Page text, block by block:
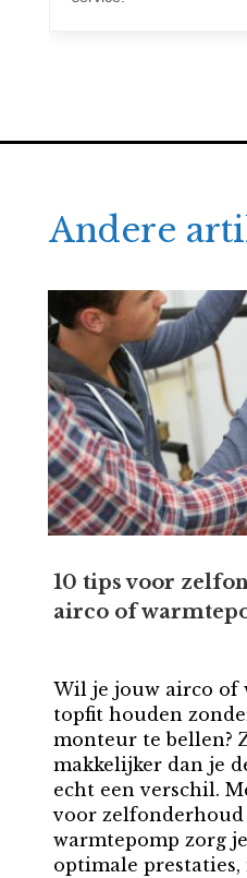
Andere
10 tips voor
airco of
Wil je jouw airco of
topfit houden
monteur te bellen?
makkelijker dan je
echt een verschil.
voor
warmtepomp zorg
optimale prestaties,